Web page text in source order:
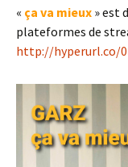
« ça va mieux » est
plateformes de
http://hyperurl.co/